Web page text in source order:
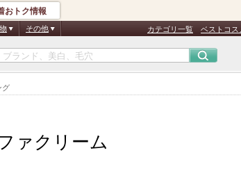
グ
おトク情報
その他 カテゴリ一覧 ベストコス
ァクリーム